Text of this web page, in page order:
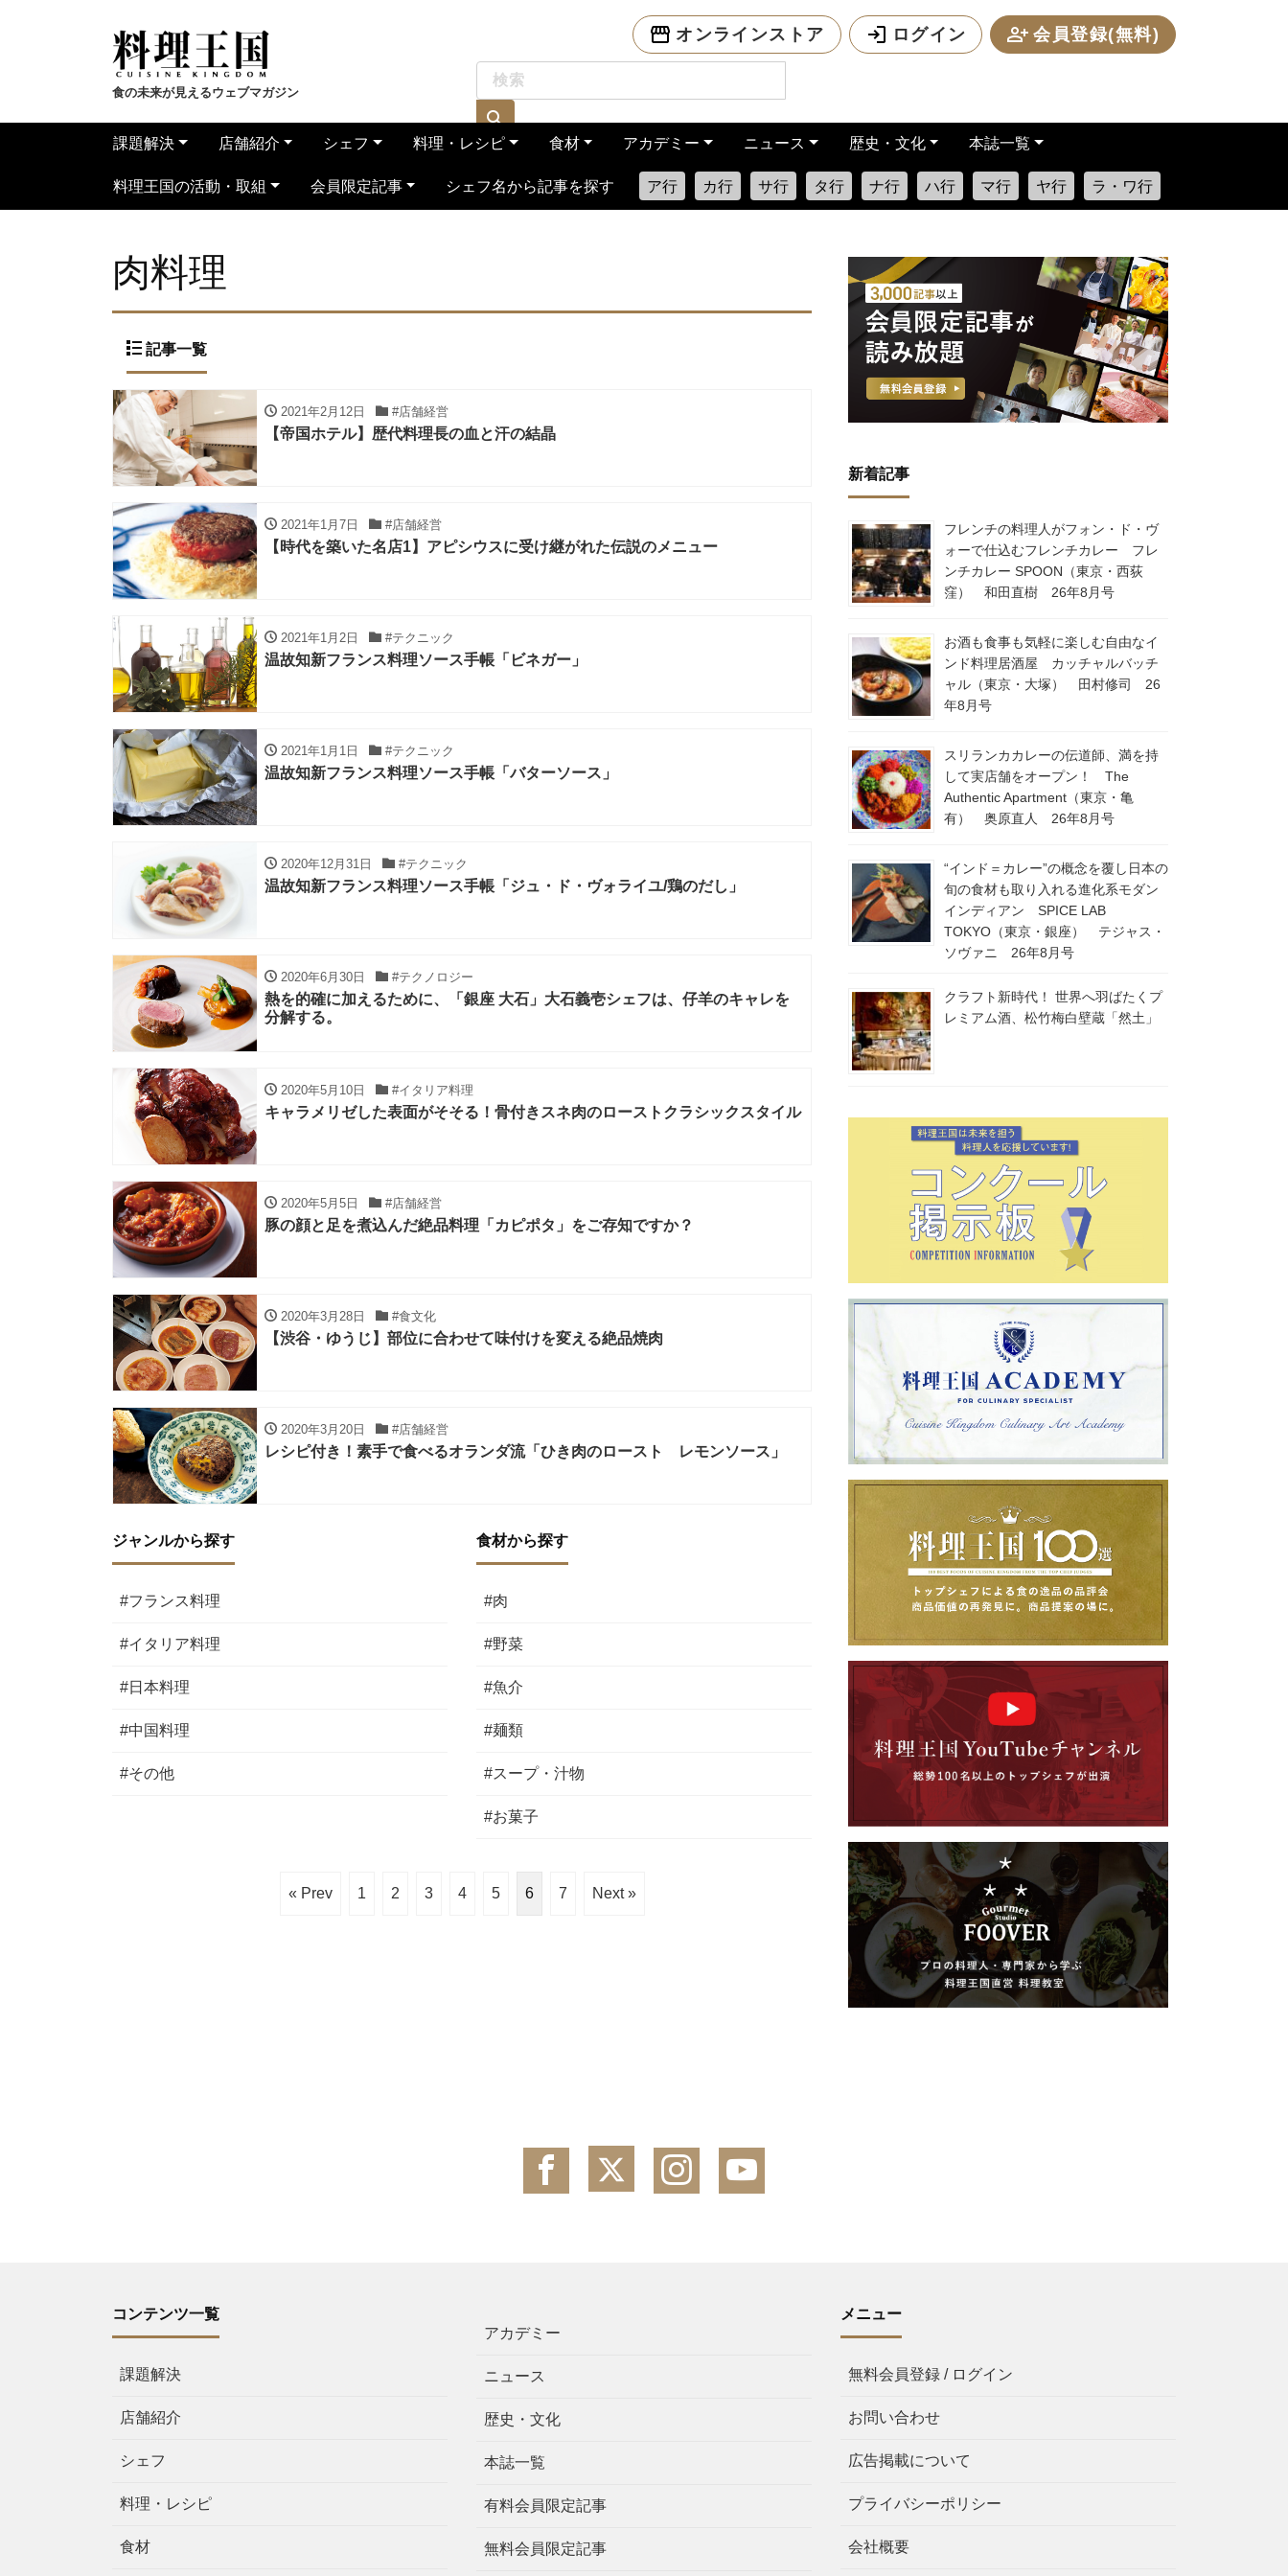
食の未来が見えるウェブマガジン
オンラインストア ログイン 会員登録(無料)
課題解決 店舗紹介 シェフ 料理・レシピ 食材 アカデミー ニュース 歴史・文化 本誌一覧
料理王国の活動・取組 会員限定記事 シェフ名から記事を探す ア行 カ行 サ行 タ行 ナ行 ハ行 マ行 ヤ行 ラ・ワ行
肉料理
記事一覧
2021年2月12日 #店舗経営
【帝国ホテル】歴代料理長の血と汗の結晶
2021年1月7日 #店舗経営
【時代を築いた名店1】アピシウスに受け継がれた伝説のメニュー
2021年1月2日 #テクニック
温故知新フランス料理ソース手帳「ビネガー」
2021年1月1日 #テクニック
温故知新フランス料理ソース手帳「バターソース」
2020年12月31日 #テクニック
温故知新フランス料理ソース手帳「ジュ・ド・ヴォライユ/鶏のだし」
2020年6月30日 #テクノロジー
熱を的確に加えるために、「銀座 大石」大石義壱シェフは、仔羊のキャレを
分解する。
2020年5月10日 #イタリア料理
キャラメリゼした表面がそそる！骨付きスネ肉のローストクラシックスタイル
2020年5月5日 #店舗経営
豚の顔と足を煮込んだ絶品料理「カピポタ」をご存知ですか？
2020年3月28日 #食文化
【渋谷・ゆうじ】部位に合わせて味付けを変える絶品焼肉
2020年3月20日 #店舗経営
レシピ付き！素手で食べるオランダ流「ひき肉のロースト レモンソース」
ジャンルから探す
#フランス料理
#イタリア料理
#日本料理
#中国料理
#その他
食材から探す
#肉
#野菜
#魚介
#麺類
#スープ・汁物
#お菓子
« Prev 1 2 3 4 5 6 7 Next »
新着記事
フレンチの料理人がフォン・ド・ヴ
ォーで仕込むフレンチカレー フレ
ンチカレー SPOON（東京・西荻
窪） 和田直樹 26年8月号
お酒も食事も気軽に楽しむ自由なイ
ンド料理居酒屋 カッチャルバッチ
ャル（東京・大塚） 田村修司 26
年8月号
スリランカカレーの伝道師、満を持
して実店舗をオープン！ The
Authentic Apartment（東京・亀
有） 奥原直人 26年8月号
“インド＝カレー”の概念を覆し日本の
旬の食材も取り入れる進化系モダン
インディアン SPICE LAB
TOKYO（東京・銀座） テジャス・
ソヴァニ 26年8月号
クラフト新時代！ 世界へ羽ばたくプ
レミアム酒、松竹梅白壁蔵「然土」
コンテンツ一覧
課題解決
店舗紹介
シェフ
料理・レシピ
食材
アカデミー
ニュース
歴史・文化
本誌一覧
有料会員限定記事
無料会員限定記事
メニュー
無料会員登録 / ログイン
お問い合わせ
広告掲載について
プライバシーポリシー
会社概要